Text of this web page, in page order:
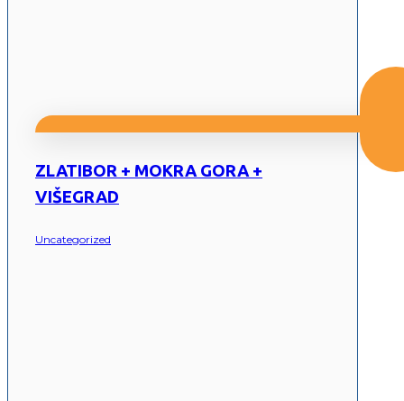
ZLATIBOR + MOKRA GORA +
VIŠEGRAD
Uncategorized